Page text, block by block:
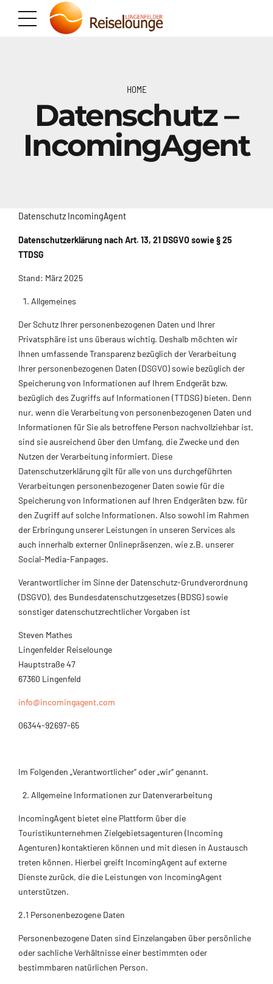
HOME
Datenschutz –
IncomingAgent
Datenschutz IncomingAgent
Datenschutzerklärung nach Art. 13, 21 DSGVO sowie § 25
TTDSG
Stand: März 2025
Allgemeines
Der Schutz Ihrer personenbezogenen Daten und Ihrer
Privatsphäre ist uns überaus wichtig. Deshalb möchten wir
Ihnen umfassende Transparenz bezüglich der Verarbeitung
Ihrer personenbezogenen Daten (DSGVO) sowie bezüglich der
Speicherung von Informationen auf Ihrem Endgerät bzw.
bezüglich des Zugriffs auf Informationen (TTDSG) bieten. Denn
nur, wenn die Verarbeitung von personenbezogenen Daten und
Informationen für Sie als betroffene Person nachvollziehbar ist,
sind sie ausreichend über den Umfang, die Zwecke und den
Nutzen der Verarbeitung informiert. Diese
Datenschutzerklärung gilt für alle von uns durchgeführten
Verarbeitungen personenbezogener Daten sowie für die
Speicherung von Informationen auf Ihren Endgeräten bzw. für
den Zugriff auf solche Informationen. Also sowohl im Rahmen
der Erbringung unserer Leistungen in unseren Services als
auch innerhalb externer Onlinepräsenzen, wie z.B. unserer
Social-Media-Fanpages.
Verantwortlicher im Sinne der Datenschutz-Grundverordnung
(DSGVO), des Bundesdatenschutzgesetzes (BDSG) sowie
sonstiger datenschutzrechtlicher Vorgaben ist
Steven Mathes
Lingenfelder Reiselounge
Hauptstraße 47
67360 Lingenfeld
info@incomingagent.com
06344-92697-65
Im Folgenden „Verantwortlicher“ oder „wir“ genannt.
Allgemeine Informationen zur Datenverarbeitung
IncomingAgent bietet eine Plattform über die
Touristikunternehmen Zielgebietsagenturen (Incoming
Agenturen) kontaktieren können und mit diesen in Austausch
treten können. Hierbei greift IncomingAgent auf externe
Dienste zurück, die die Leistungen von IncomingAgent
unterstützen.
2.1 Personenbezogene Daten
Personenbezogene Daten sind Einzelangaben über persönliche
oder sachliche Verhältnisse einer bestimmten oder
bestimmbaren natürlichen Person.